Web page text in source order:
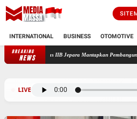
INTERNATIONAL BUSINESS OTOMOTIVE
BREAKING
NEWS
Rutan Kelas IIB Jepara Mantapkan Pembangunan
LIVE